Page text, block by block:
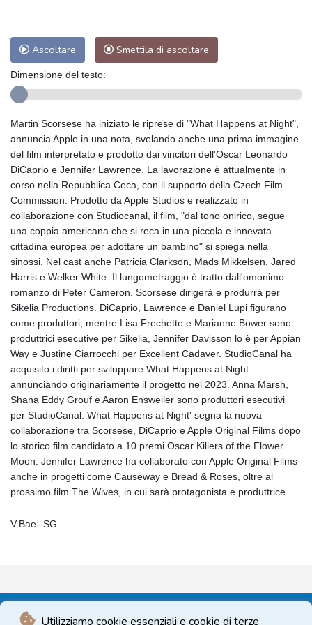
Utilizziamo cookie essenziali e cookie di terze
Ascoltare Smettila di ascoltare
Dimensione del testo:
Martin Scorsese ha iniziato le riprese di "What Happens at Night",
annuncia Apple in una nota, svelando anche una prima immagine
del film interpretato e prodotto dai vincitori dell'Oscar Leonardo
DiCaprio e Jennifer Lawrence. La lavorazione è attualmente in
corso nella Repubblica Ceca, con il supporto della Czech Film
Commission. Prodotto da Apple Studios e realizzato in
collaborazione con Studiocanal, il film, "dal tono onirico, segue
una coppia americana che si reca in una piccola e innevata
cittadina europea per adottare un bambino" si spiega nella
sinossi. Nel cast anche Patricia Clarkson, Mads Mikkelsen, Jared
Harris e Welker White. Il lungometraggio è tratto dall'omonimo
romanzo di Peter Cameron. Scorsese dirigerà e produrrà per
Sikelia Productions. DiCaprio, Lawrence e Daniel Lupi figurano
come produttori, mentre Lisa Frechette e Marianne Bower sono
produttrici esecutive per Sikelia, Jennifer Davisson lo è per Appian
Way e Justine Ciarrocchi per Excellent Cadaver. StudioCanal ha
acquisito i diritti per sviluppare What Happens at Night
annunciando originariamente il progetto nel 2023. Anna Marsh,
Shana Eddy Grouf e Aaron Ensweiler sono produttori esecutivi
per StudioCanal. What Happens at Night' segna la nuova
collaborazione tra Scorsese, DiCaprio e Apple Original Films dopo
lo storico film candidato a 10 premi Oscar Killers of the Flower
Moon. Jennifer Lawrence ha collaborato con Apple Original Films
anche in progetti come Causeway e Bread & Roses, oltre al
prossimo film The Wives, in cui sarà protagonista e produttrice.
V.Bae--SG